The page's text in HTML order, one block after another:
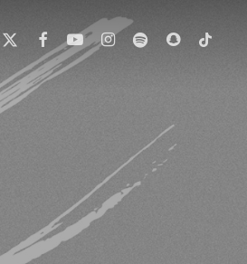
X-
TWITTER
FACEBOOKYOUTUBE
INSTAGRAM
SPOTIFYSNAPCHAT
TIKTOK